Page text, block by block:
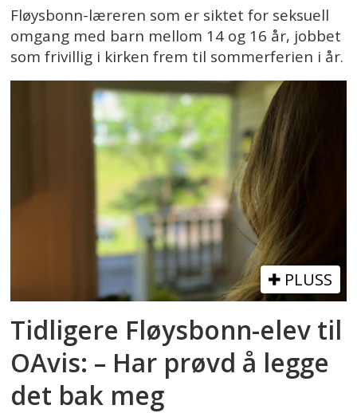
Fløysbonn-læreren som er siktet for seksuell
omgang med barn mellom 14 og 16 år, jobbet
som frivillig i kirken frem til sommerferien i år.
PLUSS
Tidligere Fløysbonn-elev til
OAvis: – Har prøvd å legge
det bak meg